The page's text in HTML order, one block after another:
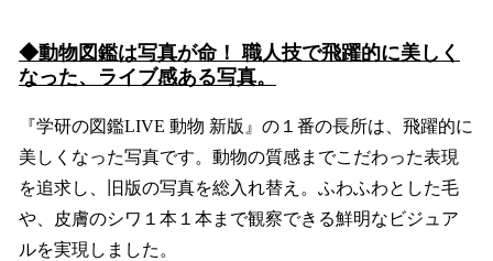
◆動物図鑑は写真が命！ 職人技で飛躍的に美しく
なった、ライブ感ある写真。
『学研の図鑑LIVE 動物 新版』の１番の長所は、飛躍的に
美しくなった写真です。動物の質感までこだわった表現
を追求し、旧版の写真を総入れ替え。ふわふわとした毛
や、皮膚のシワ１本１本まで観察できる鮮明なビジュア
ルを実現しました。